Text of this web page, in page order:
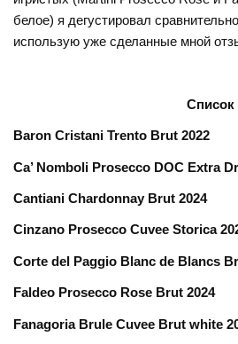
белое) я дегустировал
использую уже сделанные мной
Список
Baron Cristani Trento Brut 2022
Ca’ Nomboli Prosecco DOC Extra
Cantiani Chardonnay Brut 2024
Cinzano Prosecco Cuvee Storica
Corte del Paggio Blanc de Blancs
Faldeo Prosecco Rose Brut 2024
Fanagoria Brule Cuvee Brut white